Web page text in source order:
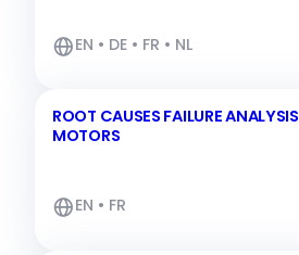
EN • DE • FR • NL
ROOT CAUSES FAILURE
MOTORS
EN • FR